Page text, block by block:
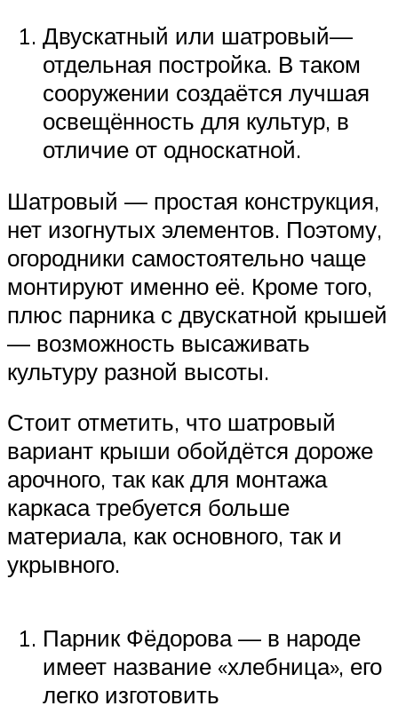
Двускатный или шатровый—
отдельная постройка. В таком
сооружении создаётся лучшая
освещённость для культур, в
отличие от односкатной.
Шатровый — простая конструкция,
нет изогнутых элементов. Поэтому,
огородники самостоятельно чаще
монтируют именно её. Кроме того,
плюс парника с двускатной крышей
— возможность высаживать
культуру разной высоты.
Стоит отметить, что шатровый
вариант крыши обойдётся дороже
арочного, так как для монтажа
каркаса требуется больше
материала, как основного, так и
укрывного.
Парник Фёдорова — в народе
имеет название «хлебница», его
легко изготовить